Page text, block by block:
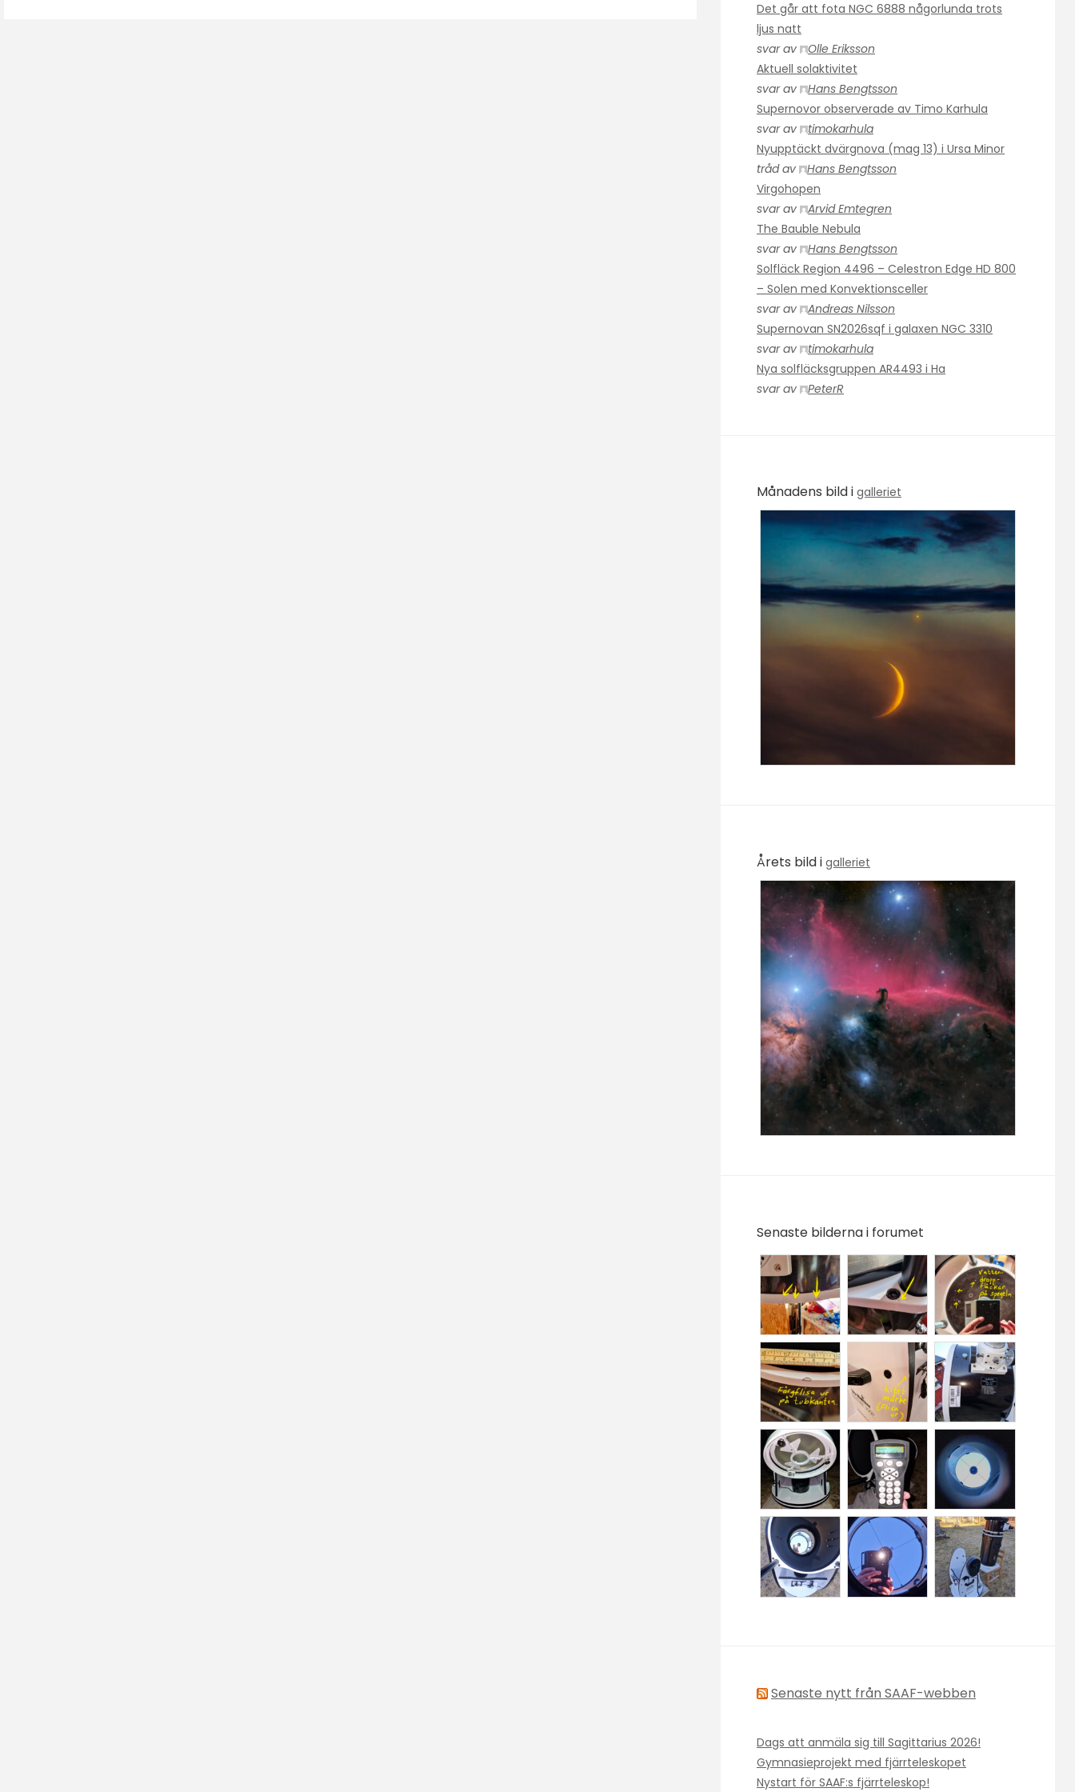
Det går att fota NGC 6888 någorlunda trots
ljus natt
svar av
Olle Eriksson
Aktuell solaktivitet
svar av
Hans Bengtsson
Supernovor observerade av Timo Karhula
svar av
timokarhula
Nyupptäckt dvärgnova (mag 13) i Ursa Minor
tråd av
Hans Bengtsson
Virgohopen
svar av
Arvid Emtegren
The Bauble Nebula
svar av
Hans Bengtsson
Solfläck Region 4496 – Celestron Edge HD 800
– Solen med Konvektionsceller
svar av
Andreas Nilsson
Supernovan SN2026sqf i galaxen NGC 3310
svar av
timokarhula
Nya solfläcksgruppen AR4493 i Ha
svar av
PeterR
Månadens bild i galleriet
Årets bild i galleriet
Senaste bilderna i forumet
Senaste nytt från SAAF-webben
Dags att anmäla sig till Sagittarius 2026!
Gymnasieprojekt med fjärrteleskopet
Nystart för SAAF:s fjärrteleskop!